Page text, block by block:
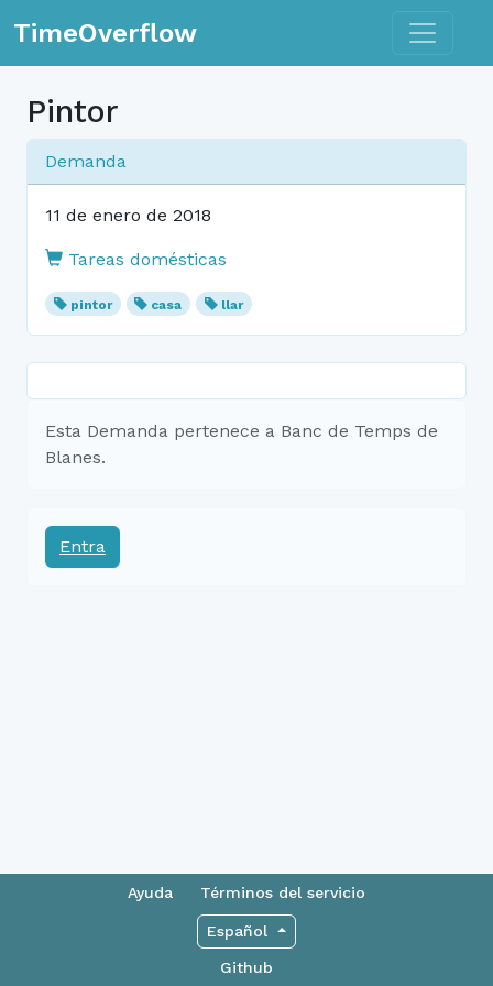
TimeOverflow Toggle
Pintor
Demanda
11 de enero de 2018
Tareas domésticas
pintor casa llar
Esta Demanda pertenece a Banc de Temps de
Blanes.
Entra
Ayuda Términos del servicio
Español
Github